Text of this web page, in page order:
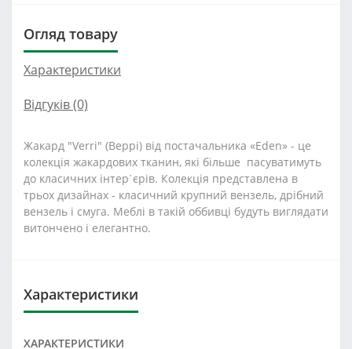
Огляд товару
Характеристики
Відгуків (0)
Жакард "Verri" (Веррі) від постачальника «Eden» - це
колекція жакардових тканин, які більше пасуватимуть
до класичних інтер᾽єрів. Колекція представлена в
трьох дизайнах - класичний крупний вензель, дрібний
вензель і смуга. Меблі в такій оббивці будуть виглядати
витончено і елегантно.
Характеристики
ХАРАКТЕРИСТИКИ